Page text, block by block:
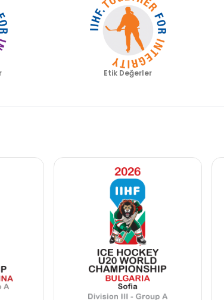
Etik Değerler